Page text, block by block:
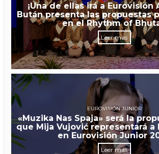
¡Una de ellas irá a Eurovisión
Bután presenta las propuestas
en el Rhythm of
Leer más
EUROVISIÓN JUNIOR
«Muzika Nas Spaja» será la
que Mija Vujović representará a
en Eurovisión Junior
Leer más